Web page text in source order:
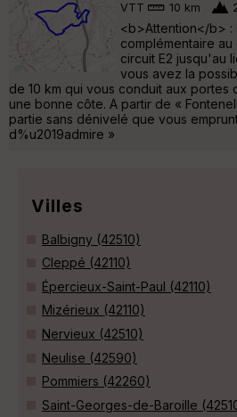
VTT 10 km
<b>Attention</b> :
complémentaire
circuit E2 jusqu'au
vous avez la
de 10 km qui vous conduit aux portes
une bonne côte. A partir de «
partie sans dénivelé que vous
d%u2019admire »
Villes
Balbigny (42510)
Cleppé (42110)
Épercieux-Saint-Paul (42110)
Mizérieux (42110)
Nervieux (42510)
Neulise (42590)
Pommiers (42260)
Saint-Georges-de-Baroille